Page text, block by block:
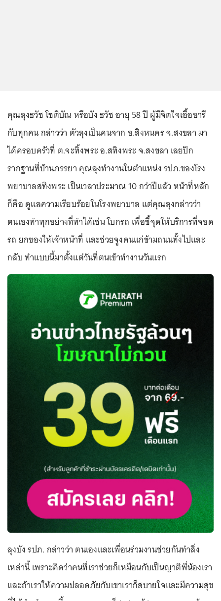
คุณลุงธวัช โชติบัณ หรือบัง ธวัช อายุ 58 ปี ผู้มีจิตใจเอื้ออารี
กับทุกคน กล่าวว่า ตัวลุงเป็นคนจาก อ.สิงหนคร จ.สงขลา มา
ได้ครอบครัวที่ ต.จะทิ้งพระ อ.สทิงพระ จ.สงขลา เลยปัก
รากฐานที่บ้านภรรยา คุณลุงทำงานในตำแหน่ง รปภ.ของโรง
พยาบาลสทิงพระ เป็นเวลาประมาณ 10 กว่าปีแล้ว หน้าที่หลัก
ก็คือ ดูแลความเรียบร้อยในโรงพยาบาล แต่คุณลุงกล่าวว่า
ตนเองทำทุกอย่างที่ทำได้เช่น โบกรถ เพื่อชี้จุดให้บริการที่จอด
รถ ยกของให้เจ้าหน้าที่ และช่วยจูงคนแก่ข้ามถนนทั้งไปและ
กลับ ทำแบบนี้มาตั้งแต่วันที่ตนเข้าทำงานวันแรก
ลุงบัง รปภ. กล่าวว่า ตนเองและเพื่อนร่วมงานช่วยกันทำสิ่ง
เหล่านี้ เพราะคิดว่าคนที่เราช่วยก็เหมือนกับเป็นญาติพี่น้องเรา
และถ้าเราให้ความปลอดภัยกับเขาเราก็สบายใจและมีความสุข